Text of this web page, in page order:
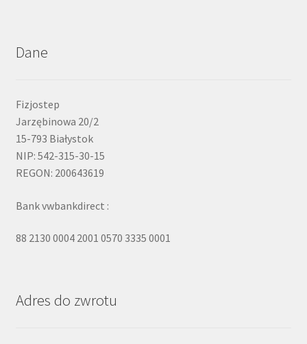
Dane
Fizjostep
Jarzębinowa 20/2
15-793 Białystok
NIP: 542-315-30-15
REGON: 200643619
Bank vwbankdirect :
88 2130 0004 2001 0570 3335 0001
Adres do zwrotu